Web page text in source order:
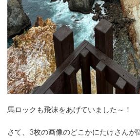
馬ロックも飛沫をあげていました～！
さて、3枚の画像のどこかにたけさんが